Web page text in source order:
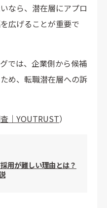
なら、潜在層にアプロ
広げることが重要で
では、企業側から候補
め、転職潜在層への訴
｜YOUTRUST）
用が難しい理由とは？